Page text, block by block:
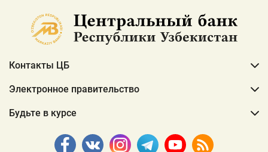
Контакты ЦБ
Электронное правительство
Будьте в курсе